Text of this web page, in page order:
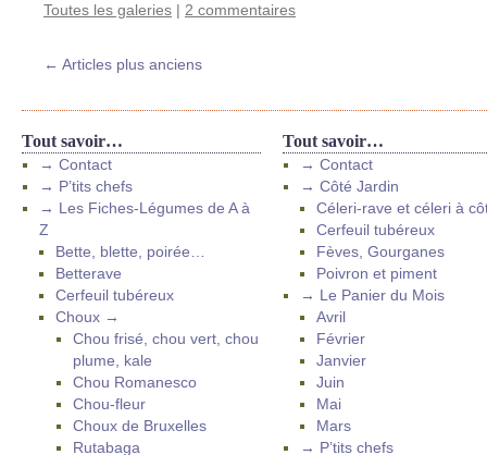
Toutes les galeries | 2 commentaires
← Articles plus anciens
Tout savoir…
→ Contact
→ P’tits chefs
→ Les Fiches-Légumes de A à
Z
Bette, blette, poirée…
Betterave
Cerfeuil tubéreux
Choux →
Chou frisé, chou vert, chou
plume, kale
Chou Romanesco
Chou-fleur
Choux de Bruxelles
Rutabaga
Tout savoir…
→ Contact
→ Côté Jardin
Céleri-rave et céleri à
Cerfeuil tubéreux
Fèves, Gourganes
Poivron et piment
→ Le Panier du Mois
Avril
Février
Janvier
Juin
Mai
Mars
→ P’tits chefs